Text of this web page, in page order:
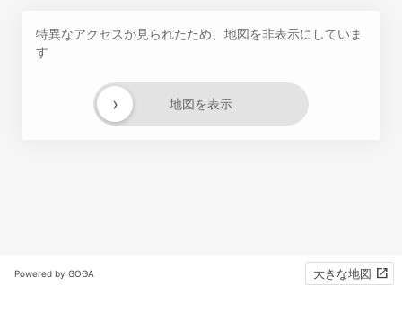
特異なアクセスが見られたため、地図を非表示にしていま
す
地図を表示
›
Powered by GOGA 大きな地図